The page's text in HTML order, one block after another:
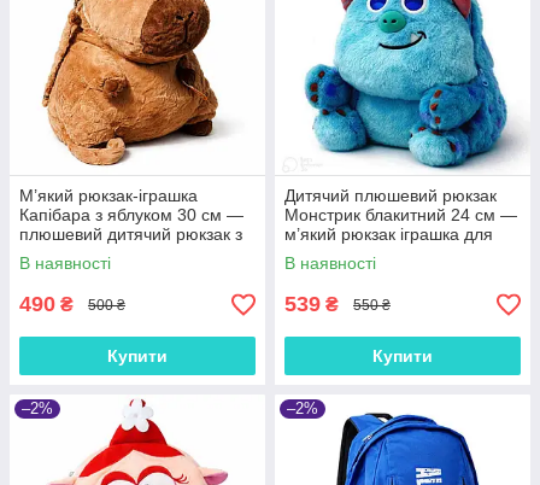
М’який рюкзак-іграшка
Капібара з яблуком 30 см —
плюшевий дитячий рюкзак з
довгими лямками для
дівчинки та хлопчика
В наявності
490 ₴ 500 ₴
Купити
Дитячий плюшевий рюкзак
Монстрик блакитний 24 см —
м’який рюкзак іграшка для
хлопчика і дівчинки 3+
В наявності
539 ₴ 550 ₴
Купити
–2% –2%